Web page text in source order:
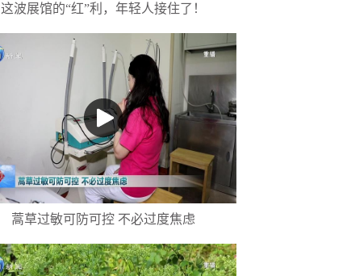
这波展馆的“红”利，年轻人接住了！
蒿草过敏可防可控 不必过度焦虑